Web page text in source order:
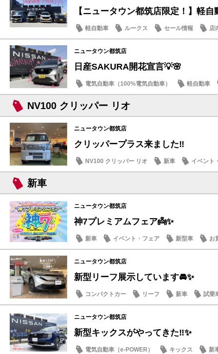
【ニュータウン都筑店限定！】軽
軽自動車 ルークス セール情報 店
ニュータウン都筑店
日産SAKURA開花宣言💡🌸
電気自動車（100%電気自動車）
軽自動車
話題の情報
NV100 クリッパー リオ
ニュータウン都筑店
クリッパープラス来ました‼️
NV100 クリッパー リオ 新車 イベント
新車
ニュータウン都筑店
神7プレミアムフェア👼✨
新車 イベント・フェア 新型車 お
ニュータウン都筑店
新型リーフ展示しています🚘✨
コンパクトカー リーフ 新車 試乗
ニュータウン都筑店
新型キックスがやってきた‼️✨
電気自動車（e-POWER） キックス 新